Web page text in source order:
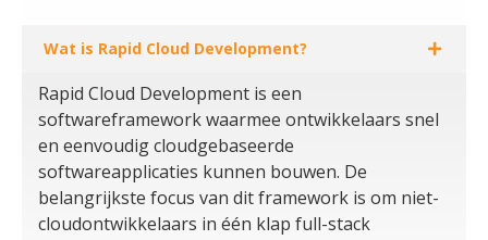
Wat is Rapid Cloud Development?
Rapid Cloud Development is een
softwareframework waarmee ontwikkelaars snel
en eenvoudig cloudgebaseerde
softwareapplicaties kunnen bouwen. De
belangrijkste focus van dit framework is om niet-
cloudontwikkelaars in één klap full-stack